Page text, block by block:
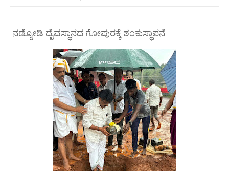
ನಡ್ಯೋಡಿ ದೈವಸ್ಥಾನದ ಗೋಪುರಕ್ಕೆ ಶಂಕುಸ್ಥಾಪನೆ